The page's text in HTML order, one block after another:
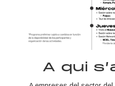
A qui